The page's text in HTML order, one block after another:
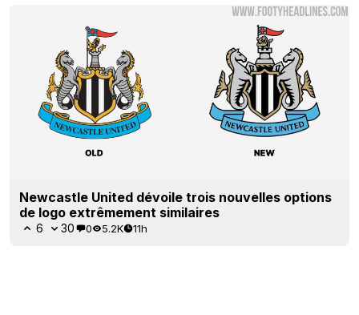
Newcastle United dévoile trois nouvelles options
de logo extrêmement similaires
6 30 0 5.2K 11h